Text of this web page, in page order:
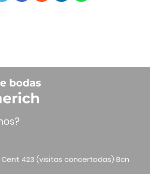
Cent 423 (visitas concertadas) Bcn